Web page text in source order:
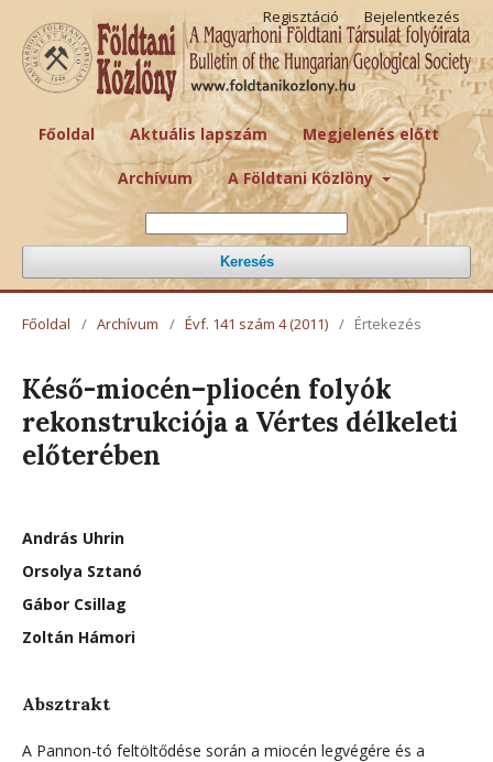
Főoldal Aktuális lapszám Megjelenés előtt
Archívum A Földtani Közlöny
Keresés
Regisztáció Bejelentkezés
Főoldal / Archívum / Évf. 141 szám 4 (2011) / Értekezés
Késő-miocén–pliocén folyók
rekonstrukciója a Vértes délkeleti
előterében
András Uhrin
Orsolya Sztanó
Gábor Csillag
Zoltán Hámori
Absztrakt
A Pannon-tó feltöltődése során a miocén legvégére és a